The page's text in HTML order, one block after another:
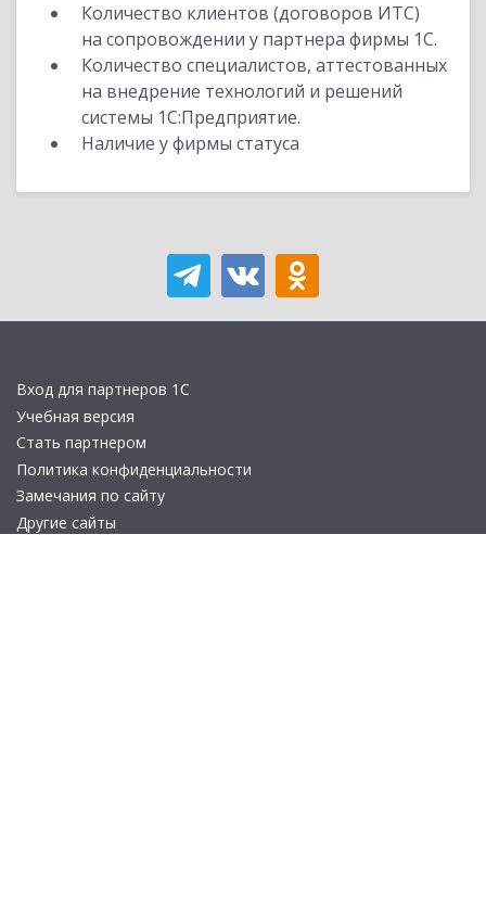
Количество клиентов (договоров ИТС)
на сопровождении у партнера фирмы 1С.
Количество специалистов, аттестованных
на внедрение технологий и решений
системы 1С:Предприятие.
Наличие у фирмы статуса
Вход для партнеров 1С
Учебная версия
Стать партнером
Политика конфиденциальности
Замечания по сайту
Другие сайты